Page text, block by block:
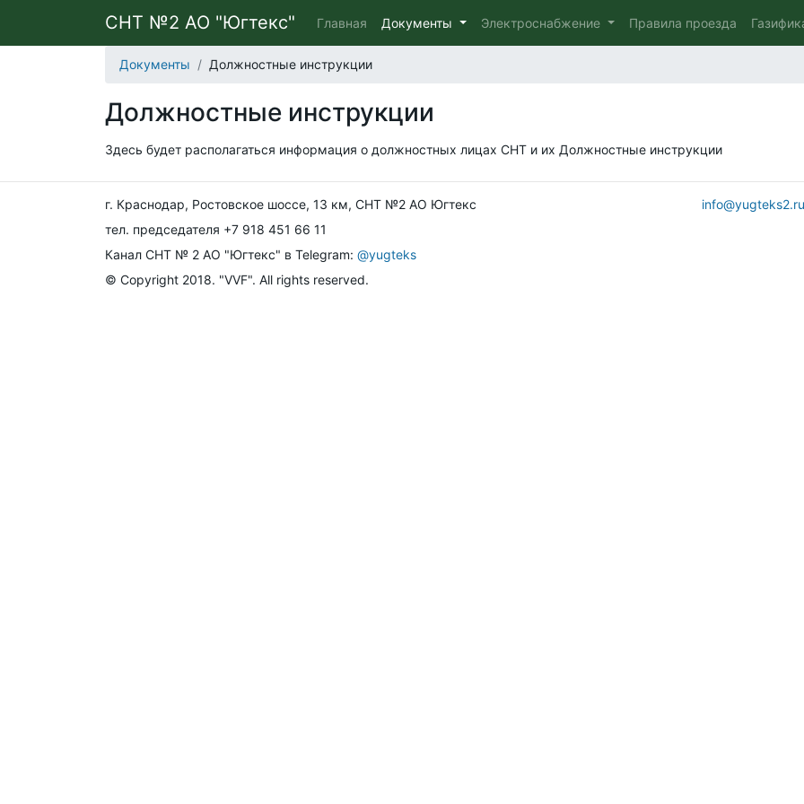
СНТ №2 АО "Югтекс" Главная Документы Электроснабжение Правила проезда
Документы Должностные инструкции
Должностные инструкции
Здесь будет располагаться информация о должностных лицах СНТ и их Должностные инструкции
г. Краснодар, Ростовское шоссе, 13 км, СНТ №2 АО Югтекс
тел. председателя +7 918 451 66 11
Канал СНТ № 2 АО "Югтекс" в Telegram: @yugteks
info@yugteks2.ru
© Copyright 2018. "VVF". All rights reserved.